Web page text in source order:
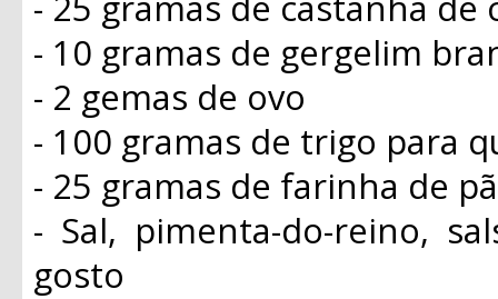
- 10 gramas de gergelim
- 2 gemas de ovo
- 100 gramas de trigo para
- 25 gramas de farinha de
- Sal, pimenta-do-reino,
gosto